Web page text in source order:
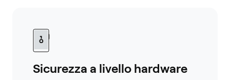
Sicurezza a livello hardware